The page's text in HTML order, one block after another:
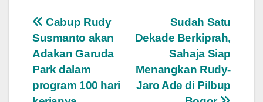
Navigasi
pos
Sudah Satu
Dekade Berkiprah,
Sahaja Siap
Menangkan Rudy-
Jaro Ade di Pilbup
Cabup Rudy
Susmanto akan
Adakan Garuda
Park dalam
program 100 hari